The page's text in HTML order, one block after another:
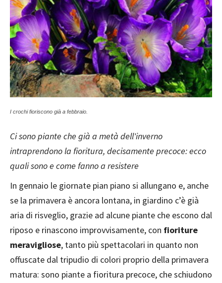
I crochi fioriscono già a febbraio.
Ci sono piante che già a metà dell'inverno
intraprendono la fioritura, decisamente precoce: ecco
quali sono e come fanno a resistere
In gennaio le giornate pian piano si allungano e, anche
se la primavera è ancora lontana, in giardino c’è già
aria di risveglio, grazie ad alcune piante che escono dal
riposo e rinascono improvvisamente, con fioriture
meravigliose, tanto più spettacolari in quanto non
offuscate dal tripudio di colori proprio della primavera
matura: sono piante a fioritura precoce, che schiudono